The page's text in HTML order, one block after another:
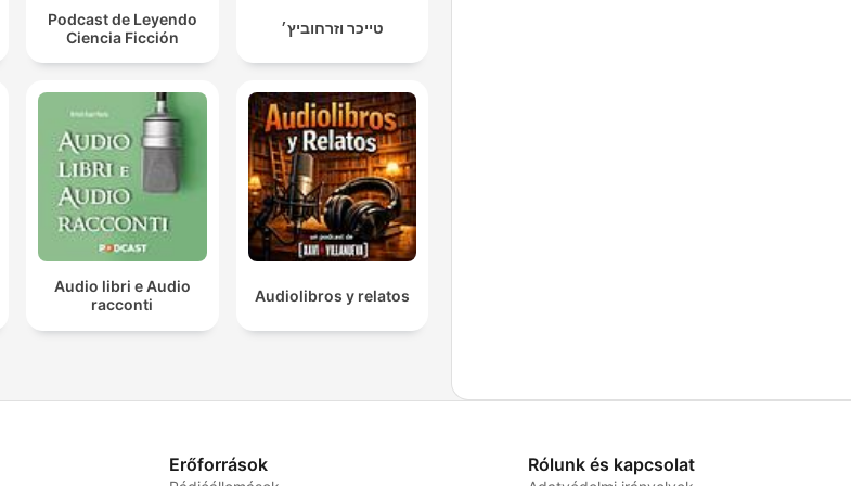
Podcast de Leyendo
Ciencia Ficción
טייכר וזרחוביץ׳
Audio libri e Audio
racconti
Audiolibros y relatos
Erőforrások Rólunk és kapcsolat